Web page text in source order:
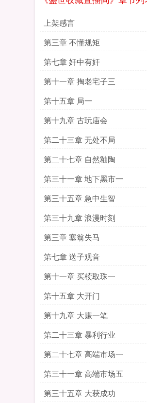
上架感言
第三章 不懂规矩
第七章 奸中有奸
第十一章 掏老宅子三
第十五章 局一
第十九章 古玩庙会
第二十三章 无处不局
第二十七章 自然釉陶
第三十一章 地下黑市一
第三十五章 急中生智
第三十九章 浪漫时刻
第三章 塞翁失马
第七章 送子观音
第十一章 买椟取珠一
第十五章 大开门
第十九章 大赚一笔
第二十三章 暴利行业
第二十七章 高端市场一
第三十一章 高端市场五
第三十五章 大获成功